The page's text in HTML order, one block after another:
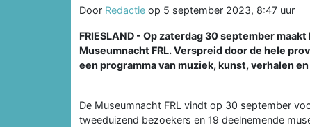
Door Redactie op 5 september 2023, 8:47 uur
FRIESLAND - Op zaterdag 30 september
Museumnacht FRL. Verspreid door de hele
een programma van muziek, kunst, verhalen
De Museumnacht FRL vindt op 30 september
tweeduizend bezoekers en 19 deelnemende